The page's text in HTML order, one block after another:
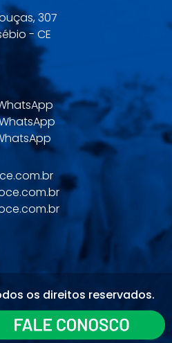
307
- CE
os direitos reservados.